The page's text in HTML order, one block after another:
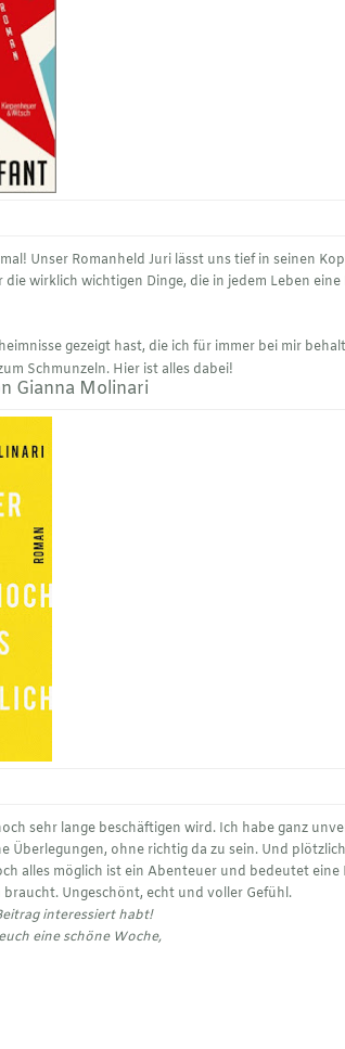
Unser Romanheld Juri lässt uns tief in seinen
wirklich wichtigen Dinge, die in jedem Leben eine
gezeigt hast, die ich für immer bei mir
Schmunzeln. Hier ist alles dabei!
Gianna Molinari
sehr lange beschäftigen wird. Ich habe ganz
Überlegungen, ohne richtig da zu sein. Und
alles möglich ist ein Abenteuer und bedeutet eine
braucht. Ungeschönt, echt und voller Gefühl.
interessiert habt!
eine schöne Woche,